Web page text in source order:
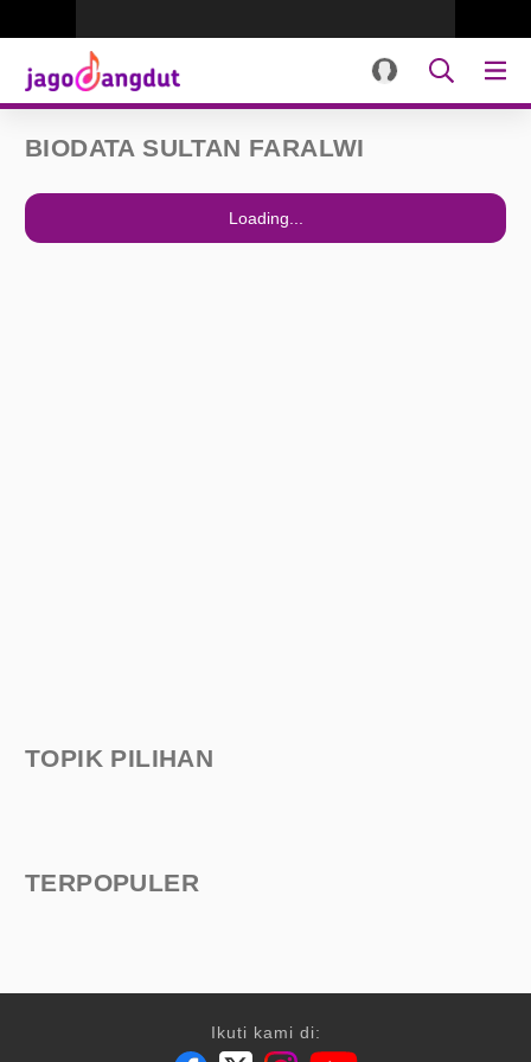
BIODATA SULTAN FARALWI
Loading...
TOPIK PILIHAN
TERPOPULER
Ikuti kami di: